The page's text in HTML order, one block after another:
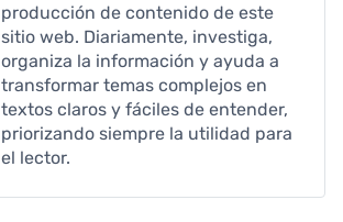
producción de contenido de este
sitio web. Diariamente, investiga,
organiza la información y ayuda a
transformar temas complejos en
textos claros y fáciles de entender,
priorizando siempre la utilidad para
el lector.